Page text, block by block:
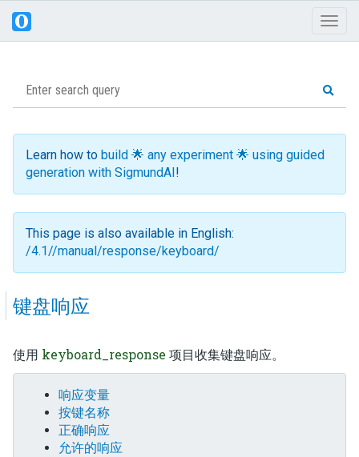
Learn how to build 🌟 any experiment 🌟 using guided
generation with SigmundAI!
This page is also available in English:
/4.1//manual/response/keyboard/
键盘响应
使用 keyboard_response 项目收集键盘响应。
响应变量
按键名称
正确响应
允许的响应